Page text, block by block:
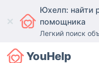
Юхелп: найти
помощника
Легкий поиск
YouHelp